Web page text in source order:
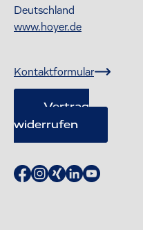
Deutschland
www.hoyer.de
Kontaktformular
Vertrag
widerrufen